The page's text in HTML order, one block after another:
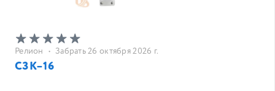
Релион • Забрать 26 октября 2026 г.
СЗК–16